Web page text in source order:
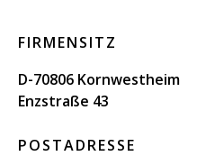
FIRMENSITZ
D-70806 Kornwestheim
Enzstraße 43
POSTADRESSE